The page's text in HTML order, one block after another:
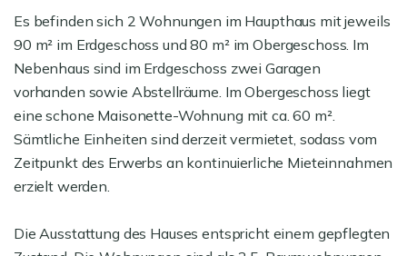
Es befinden sich 2 Wohnungen im Haupthaus mit jeweils
90 m² im Erdgeschoss und 80 m² im Obergeschoss. Im
Nebenhaus sind im Erdgeschoss zwei Garagen
vorhanden sowie Abstellräume. Im Obergeschoss liegt
eine schone Maisonette-Wohnung mit ca. 60 m².
Sämtliche Einheiten sind derzeit vermietet, sodass vom
Zeitpunkt des Erwerbs an kontinuierliche Mieteinnahmen
erzielt werden.
Die Ausstattung des Hauses entspricht einem gepflegten